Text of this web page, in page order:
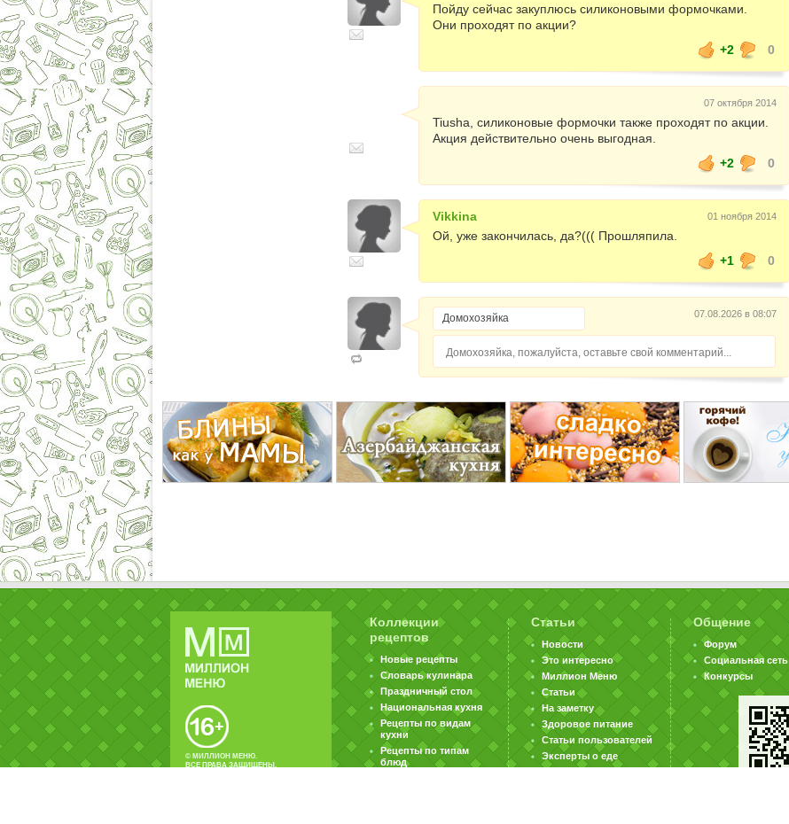
Пойду сейчас закуплюсь силиконовыми формочками.
Они проходят по акции?
+2
0
07 октября 2014
Tiusha, силиконовые формочки также проходят по акции.
Акция действительно очень выгодная.
+2
0
Vikkina 01 ноября 2014
Ой, уже закончилась, да?((( Прошляпила.
+1
0
07.08.2026 в 08:07
Домохозяйка, пожалуйста, оставьте свой комментарий...
© МИЛЛИОН МЕНЮ.
ВСЕ ПРАВА ЗАЩИЩЕНЫ.
Коллекции
рецептов
Новые рецепты
Словарь кулинара
Праздничный стол
Национальная кухня
Рецепты по видам
кухни
Рецепты по типам
блюд
Статьи
Новости
Это интересно
Миллион Меню
Статьи
На заметку
Здоровое питание
Статьи пользователей
Эксперты о еде
Общение
Форум
Социальная сеть
Конкурсы